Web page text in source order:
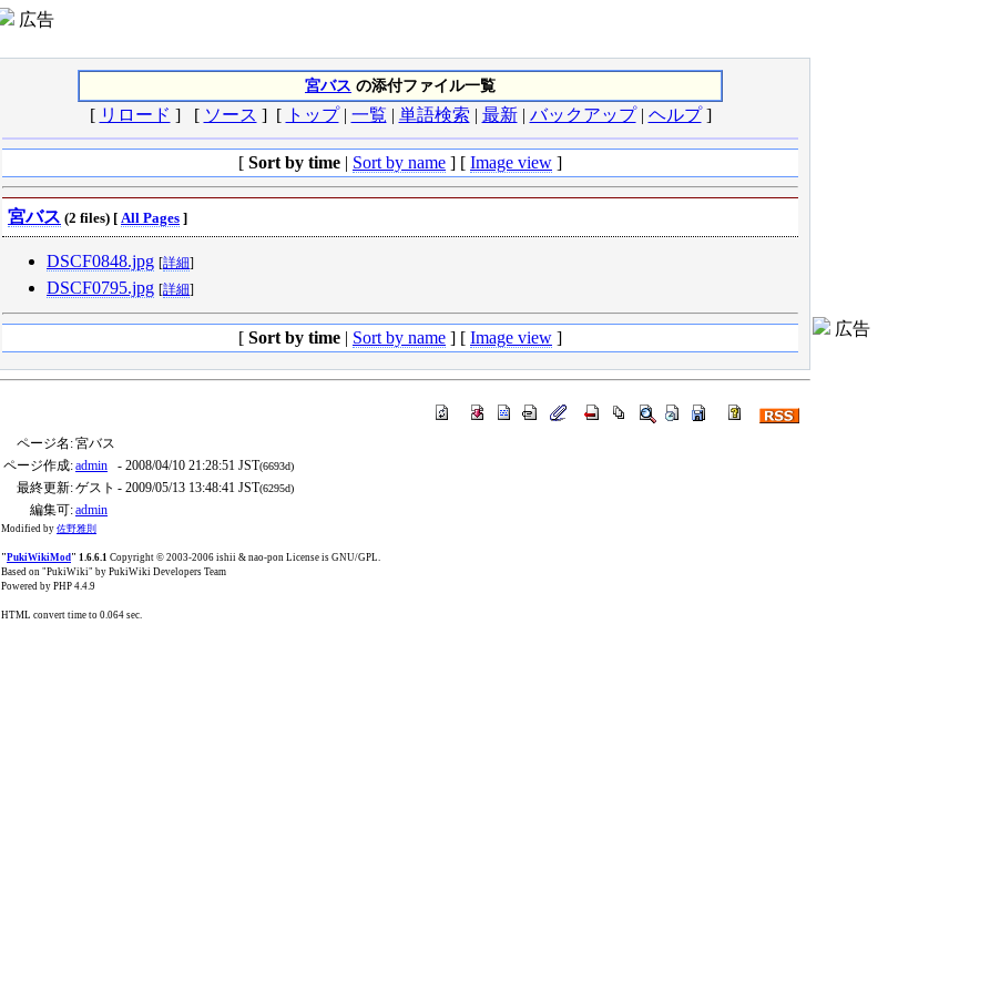
広告
宮バス の添付ファイル一覧
[ リロード ] [ ソース ] [ トップ| 一覧 | 単語検索 | 最新| バックアップ| ヘルプ]
[ Sort by time | Sort by name ] [ Image view ]
宮バス (2 files) [ All Pages ]
DSCF0848.jpg [詳細]
DSCF0795.jpg [詳細]
[ Sort by time | Sort by name ] [ Image view ]
ページ名:宮バス
ページ作成:admin - 2008/04/10 21:28:51 JST(6693d)
最終更新:ゲスト - 2009/05/13 13:48:41 JST(6295d)
編集可:admin
Modified by 佐野雅則
"PukiWikiMod" 1.6.6.1 Copyright © 2003-2006 ishii & nao-pon License is GNU/GPL.
Based on "PukiWiki" by PukiWiki Developers Team
Powered by PHP 4.4.9
HTML convert time to 0.064 sec.
広告